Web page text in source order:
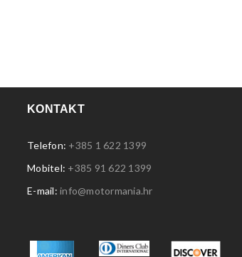
KONTAKT
Telefon: +385 1 622 1399
Mobitel: +385 91 622 1399
E-mail: info@motormania.hr